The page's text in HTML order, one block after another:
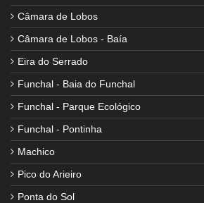
Câmara de Lobos
Câmara de Lobos - Baía
Eira do Serrado
Funchal - Baia do Funchal
Funchal - Parque Ecológico
Funchal - Pontinha
Machico
Pico do Arieiro
Ponta do Sol